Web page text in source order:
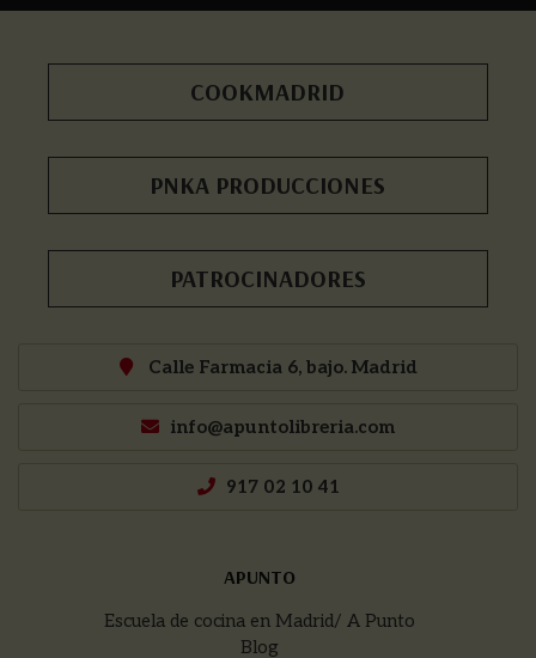
COOKMADRID
PNKA PRODUCCIONES
PATROCINADORES
Calle Farmacia 6, bajo. Madrid
info@apuntolibreria.com
917 02 10 41
APUNTO
Escuela de cocina en Madrid/ A Punto
Blog